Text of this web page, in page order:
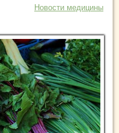
Новости медицины